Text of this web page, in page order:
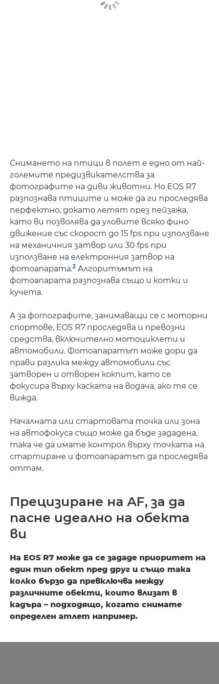
Снимането на птици в полет е едно от най-
големите предизвикателства за
фотографите на диви животни. Но EOS R7
разпознава птиците и може да ги проследява
перфектно, докато летят през пейзажа,
като ви позволява да уловите всяко фино
движение със скорост до 15 fps при използване
на механичния затвор или 30 fps при
използване на електронния затвор на
фотоапарата.2 Алгоритъмът на
фотоапарата разпознава също и котки и
кучета.
А за фотографите, занимаващи се с моторни
спортове, EOS R7 проследява и превозни
средства, включително мотоциклети и
автомобили. Фотоапаратът може дори да
прави разлика между автомобили със
затворен и отворен кокпит, като се
фокусира върху каската на водача, ако тя се
вижда.
Началната или стартовата точка или зона
на автофокуса също може да бъде зададена,
така че да имате контрол върху точката на
стартиране и фотоапаратът да проследява
оттам.
Прецизиране на AF, за да
пасне идеално на обекта
ви
На EOS R7 може да се зададе приоритет на
един тип обект пред друг и също така
колко бързо да превключва между
различните обекти, които влизат в
кадъра – подходящо, когато снимате
определен атлет например.